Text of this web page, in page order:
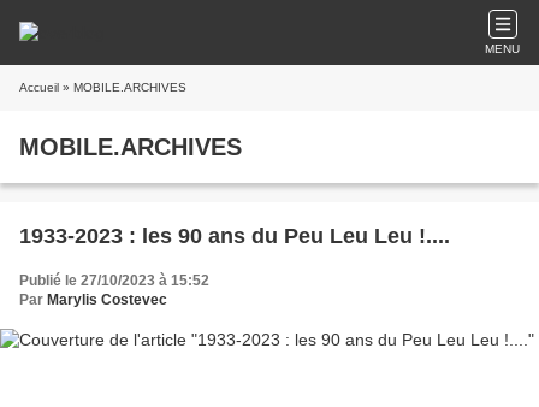
MENU
Accueil » MOBILE.ARCHIVES
MOBILE.ARCHIVES
1933-2023 : les 90 ans du Peu Leu Leu !....
Publié le 27/10/2023 à 15:52
Par Marylis Costevec